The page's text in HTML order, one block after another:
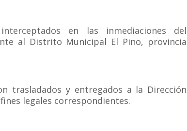
en las inmediaciones del
al Distrito Municipal El Pino, provincia
trasladados y entregados a la Dirección
legales correspondientes.